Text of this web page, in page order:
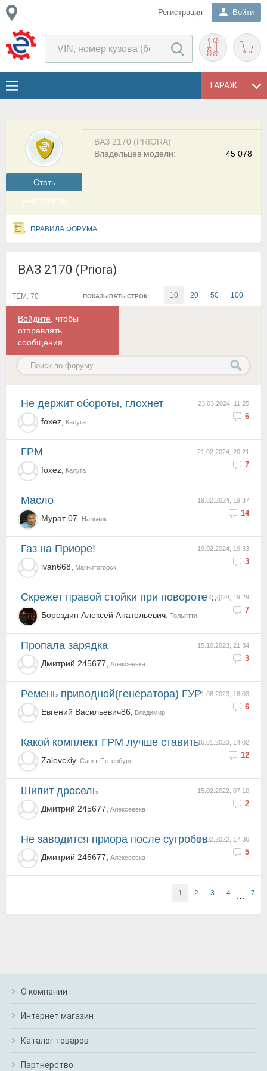
Регистрация Войти
ГАРАЖ
Cтать
участником
ВАЗ 2170 (PRIORA)
45 078
Владельцев модели:
ПРАВИЛА ФОРУМА
ВАЗ 2170 (Priora)
ПОКАЗЫВАТЬ СТРОК: 10 20 50 100
ТЕМ: 70
Войдите , чтобы
отправлять
сообщения.
23.03.2024, 11:25
6
Не держит обороты, глохнет
foxez, Калуга
21.02.2024, 20:21
7
ГРМ
foxez, Калуга
19.02.2024, 19:37
14
Масло
Мурат 07, Нальчик
19.02.2024, 19:33
3
Газ на Приоре!
ivan668, Магнитогорск
19.02.2024, 19:29
7
Скрежет правой стойки при повороте налево.
Бороздин Алексей Анатольевич, Тольятти
15.10.2023, 21:34
3
Пропала зарядка
Дмитрий 245677, Алексеевка
21.08.2023, 18:03
6
Ремень приводной(генератора) ГУР
Евгений Васильевич86, Владимир
16.01.2023, 14:02
12
какой комплект ГРМ лучше ставить
Zalevckiy, Санкт-Петербург
15.02.2022, 07:10
2
Шипит дросель
Дмитрий 245677, Алексеевка
14.02.2022, 17:36
5
Не заводится приора после сугробов
Дмитрий 245677, Алексеевка
1 2 3 4 … 7
О компании
Интернет магазин
Каталог товаров
Партнерство